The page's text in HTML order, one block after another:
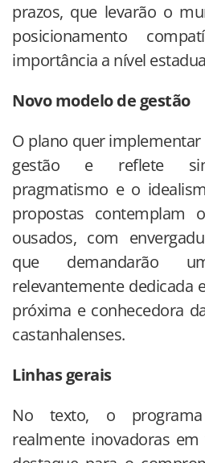
prazos, que levarão o
posicionamento
importância a nível
Novo modelo de gestão
O plano quer
gestão e reflete
pragmatismo e o
propostas contemplam
ousados, com
que demandarão
relevantemente dedicada
próxima e conhecedora
castanhalenses.
Linhas gerais
No texto, o
realmente inovadoras